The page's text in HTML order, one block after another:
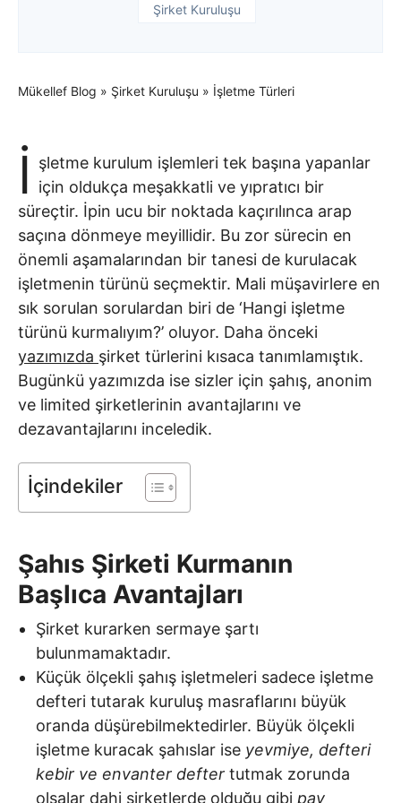
Şirket Kuruluşu
Mükellef Blog » Şirket Kuruluşu » İşletme Türleri
İ
şletme kurulum işlemleri tek başına yapanlar
için oldukça meşakkatli ve yıpratıcı bir
süreçtir. İpin ucu bir noktada kaçırılınca arap
saçına dönmeye meyillidir. Bu zor sürecin en
önemli aşamalarından bir tanesi de kurulacak
işletmenin türünü seçmektir. Mali müşavirlere en
sık sorulan sorulardan biri de ‘Hangi işletme
türünü kurmalıyım?’ oluyor. Daha önceki
yazımızda şirket türlerini kısaca tanımlamıştık.
Bugünkü yazımızda ise sizler için şahış, anonim
ve limited şirketlerinin avantajlarını ve
dezavantajlarını inceledik.
İçindekiler
Şahıs Şirketi Kurmanın
Başlıca Avantajları
Şirket kurarken sermaye şartı
bulunmamaktadır.
Küçük ölçekli şahış işletmeleri sadece işletme
defteri tutarak kuruluş masraflarını büyük
oranda düşürebilmektedirler. Büyük ölçekli
işletme kuracak şahıslar ise yevmiye, defteri
kebir ve envanter defter tutmak zorunda
olsalar dahi şirketlerde olduğu gibi pay